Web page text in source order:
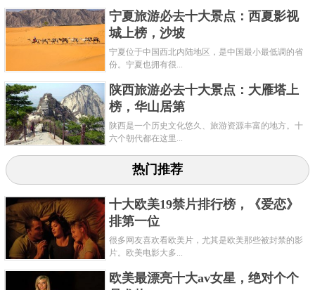
日，中国嘉德2010春拍古钱专场中，以352.8万元人民币落
锤，刷新了当时中国古钱拍卖新记录。
第五：清代重宝大清宝福一百铜币
咸丰三年（公元1853年），宝福局铸造“咸丰重宝·大清壹
百”铜币 ，这枚古钱为试铸样钱，在业界被称为清钱之罕珍，
宁夏旅游必去十大景点：西夏影视
城上榜，沙坡
宁夏位于中国西北内陆地区，是中国最小最低调的省
份。宁夏也拥有很...
陕西旅游必去十大景点：大雁塔上
榜，华山居第
陕西是一个历史文化悠久、旅游资源丰富的地方。十
六个朝代都在这里...
热门推荐
十大欧美19禁片排行榜，《爱恋》
排第一位
很多网友喜欢看欧美片，尤其是欧美那些被封禁的影
片。欧美电影大多...
欧美最漂亮十大av女星，绝对个个